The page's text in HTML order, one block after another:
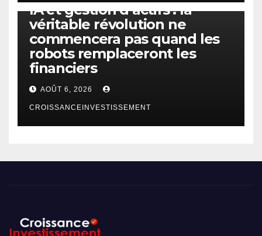
IA et gestion d’actifs : la
véritable révolution ne
commencera pas quand les
robots remplaceront les
financiers
AOÛT 6, 2026
CROISSANCEINVESTISSEMENT